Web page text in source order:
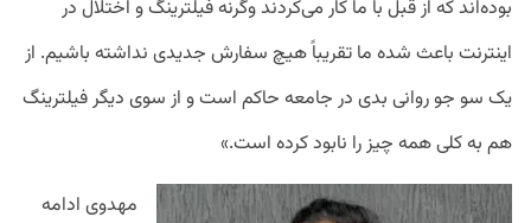
بوده‌اند که از قبل با ما کار می‌کردند وگرنه فیلترینگ و اختلال در
اینترنت باعث شده ما تقریباً هیچ سفارش جدیدی نداشته باشیم. از
یک سو جو روانی بدی در جامعه حاکم است و از سوی دیگر فیلترینگ
هم به کلی همه چیز را نابود کرده است.»
مهدوی ادامه